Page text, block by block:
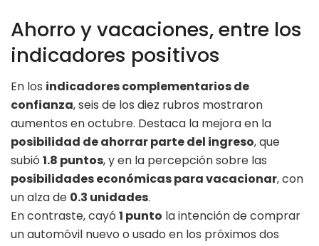
Ahorro y vacaciones, entre los
indicadores positivos
En los indicadores complementarios de
confianza, seis de los diez rubros mostraron
aumentos en octubre. Destaca la mejora en la
posibilidad de ahorrar parte del ingreso, que
subió 1.8 puntos, y en la percepción sobre las
posibilidades económicas para vacacionar, con
un alza de 0.3 unidades.
En contraste, cayó 1 punto la intención de comprar
un automóvil nuevo o usado en los próximos dos